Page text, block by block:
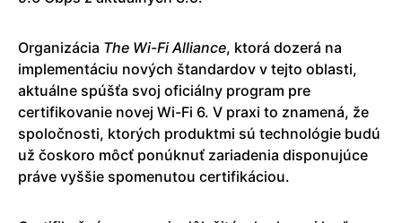
Organizácia The Wi-Fi Alliance, ktorá dozerá na
implementáciu nových štandardov v tejto oblasti,
aktuálne spúšťa svoj oficiálny program pre
certifikovanie novej Wi-Fi 6. V praxi to znamená, že
spoločnosti, ktorých produktmi sú technológie budú
už čoskoro môcť ponúknuť zariadenia disponujúce
práve vyššie spomenutou certifikáciou.